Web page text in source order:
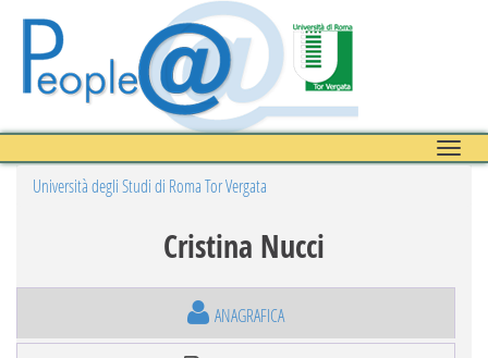
Toggle
Università degli Studi di Roma Tor Vergata
Cristina Nucci
ANAGRAFICA